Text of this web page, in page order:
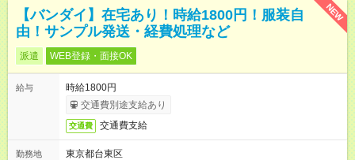
NEW
【バンダイ】在宅あり！時給1800円！服装自
由！サンプル発送・経費処理など
派遣 WEB登録・面接OK
給与
時給1800円
交通費別途支給あり
交通費 交通費支給
勤務地
東京都台東区